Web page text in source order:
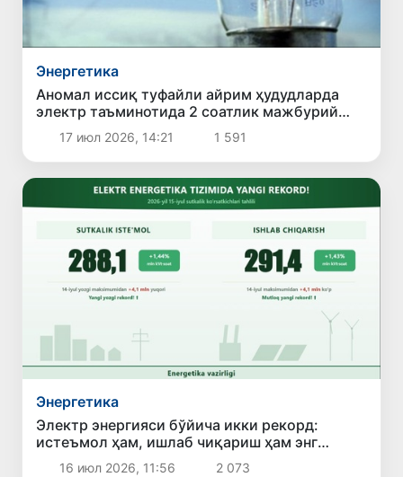
Энергетика
Аномал иссиқ туфайли айрим ҳудудларда
электр таъминотида 2 соатлик мажбурий
чеклов жорий этилди
17 июл 2026, 14:21 1 591
Энергетика
Электр энергияси бўйича икки рекорд:
истеъмол ҳам, ишлаб чиқариш ҳам энг
юқори кўрсаткичга чиқди
16 июл 2026, 11:56 2 073